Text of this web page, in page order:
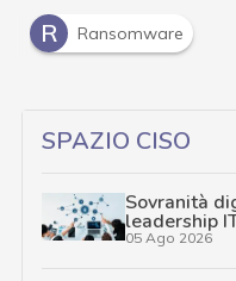
R
Ransomware
SPAZIO CISO
Sovranità
leadership
05 Ago 2026